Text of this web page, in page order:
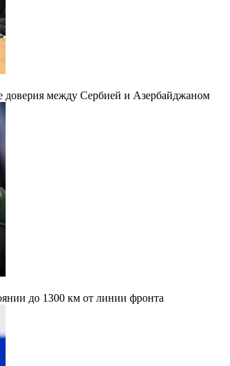
доверия между Сербией и Азербайджаном
до 1300 км от линии фронта